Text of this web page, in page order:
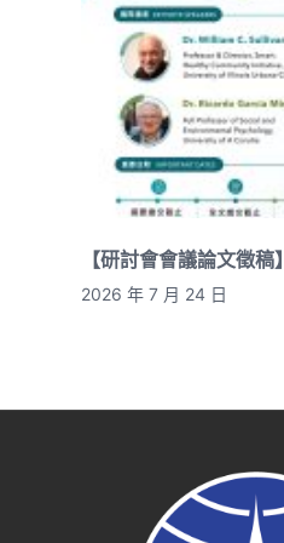
【研討會會議論文徵稿】
2026 年 7 月 24 日